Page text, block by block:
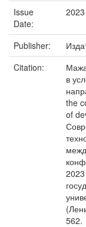
Issue
Date:
2023
Publisher:
Citation:
в
the
of
2023
562.